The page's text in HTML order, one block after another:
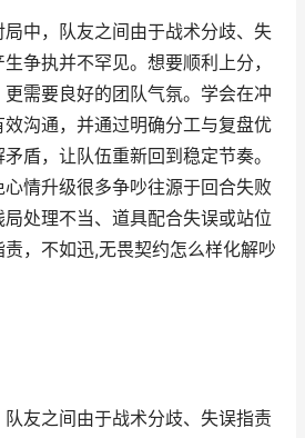
中，队友之间由于战术分歧、失
争执并不罕见。想要顺利上分，
需要良好的团队气氛。学会在冲
沟通，并通过明确分工与复盘优
盾，让队伍重新回到稳定节奏。
情升级很多争吵往源于回合失败
处理不当、道具配合失误或站位
，不如迅,无畏契约怎么样化解吵
友之间由于战术分歧、失误指责